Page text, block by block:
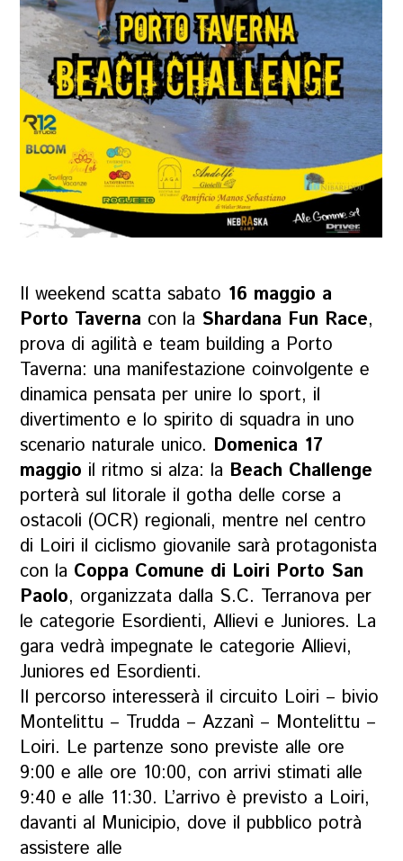
Il weekend scatta sabato 16 maggio a
Porto Taverna con la Shardana Fun Race,
prova di agilità e team building a Porto
Taverna: una manifestazione coinvolgente e
dinamica pensata per unire lo sport, il
divertimento e lo spirito di squadra in uno
scenario naturale unico. Domenica 17
maggio il ritmo si alza: la Beach Challenge
porterà sul litorale il gotha delle corse a
ostacoli (OCR) regionali, mentre nel centro
di Loiri il ciclismo giovanile sarà protagonista
con la Coppa Comune di Loiri Porto San
Paolo, organizzata dalla S.C. Terranova per
le categorie Esordienti, Allievi e Juniores. La
gara vedrà impegnate le categorie Allievi,
Juniores ed Esordienti.
Il percorso interesserà il circuito Loiri – bivio
Montelittu – Trudda – Azzanì – Montelittu –
Loiri. Le partenze sono previste alle ore
9:00 e alle ore 10:00, con arrivi stimati alle
9:40 e alle 11:30. L’arrivo è previsto a Loiri,
davanti al Municipio, dove il pubblico potrà
assistere alle